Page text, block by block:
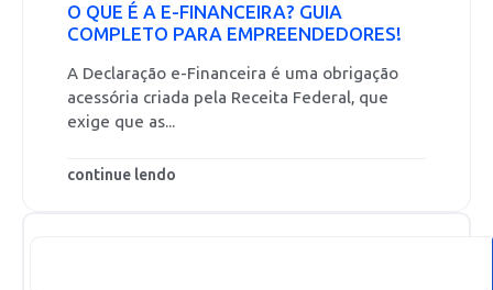
O QUE É A E-FINANCEIRA? GUIA
COMPLETO PARA EMPREENDEDORES!
A Declaração e-Financeira é uma obrigação
acessória criada pela Receita Federal, que
exige que as...
continue lendo